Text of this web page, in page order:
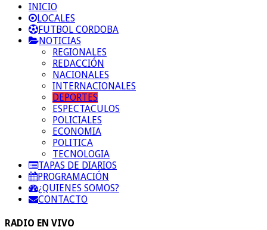
INICIO
LOCALES
FUTBOL CORDOBA
NOTICIAS
REGIONALES
REDACCIÓN
NACIONALES
INTERNACIONALES
DEPORTES
ESPECTACULOS
POLICIALES
ECONOMIA
POLITICA
TECNOLOGIA
TAPAS DE DIARIOS
PROGRAMACIÓN
¿QUIENES SOMOS?
CONTACTO
RADIO EN VIVO